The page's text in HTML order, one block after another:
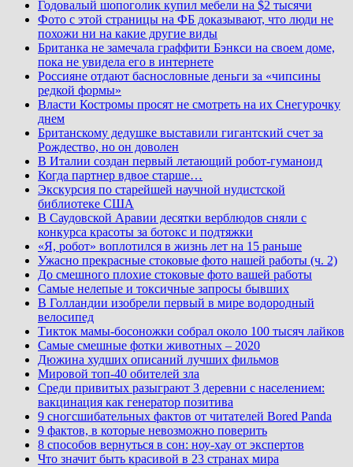
Годовалый шопоголик купил мебели на $2 тысячи
Фото с этой страницы на ФБ доказывают, что люди не
похожи ни на какие другие виды
Британка не замечала граффити Бэнкси на своем доме,
пока не увидела его в интернете
Россияне отдают баснословные деньги за «чипсины
редкой формы»
Власти Костромы просят не смотреть на их Снегурочку
днем
Британскому дедушке выставили гигантский счет за
Рождество, но он доволен
В Италии создан первый летающий робот-гуманоид
Когда партнер вдвое старше…
Экскурсия по старейшей научной нудистской
библиотеке США
В Саудовской Аравии десятки верблюдов сняли с
конкурса красоты за ботокс и подтяжки
«Я, робот» воплотился в жизнь лет на 15 раньше
Ужасно прекрасные стоковые фото нашей работы (ч. 2)
До смешного плохие стоковые фото вашей работы
Самые нелепые и токсичные запросы бывших
В Голландии изобрели первый в мире водородный
велосипед
Тикток мамы-босоножки собрал около 100 тысяч лайков
Самые смешные фотки животных – 2020
Дюжина худших описаний лучших фильмов
Мировой топ-40 обителей зла
Среди привитых разыграют 3 деревни с населением:
вакцинация как генератор позитива
9 сногсшибательных фактов от читателей Bored Panda
9 фактов, в которые невозможно поверить
8 способов вернуться в сон: ноу-хау от экспертов
Что значит быть красивой в 23 странах мира